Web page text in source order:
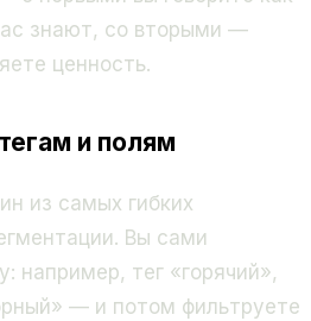
знают, со вторыми —
ценность.
и полям
из самых гибких
Вы сами
например, тег «горячий»,
— и потом фильтруете